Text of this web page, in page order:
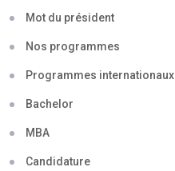
Mot du président
Nos programmes
Programmes internationaux
Bachelor
MBA
Candidature